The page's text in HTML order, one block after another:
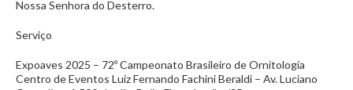
Nossa Senhora do Desterro.
Serviço
Expoaves 2025 – 72º Campeonato Brasileiro de Ornitologia
Centro de Eventos Luiz Fernando Fachini Beraldi – Av. Luciano